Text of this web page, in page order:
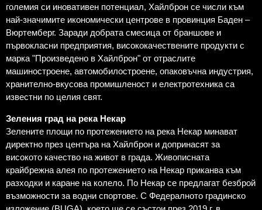
големия си иновативен потенциал, Хайлброн се числи към
най-значимите икономически центрове в провинция Баден –
Вюртемберг. Заради добрата смесица от браншове и
първокласни предприятия, висококачествените продукти с
марка "Произведено в Хайлброн" от отраслите
машиностроене, автомобилостроене, опаковъчна индустрия,
хранително-вкусова промишленост и електротехника са
известни по целия свят.
Зеления град на река Некар
Зелените площи по протежението на река Некар минават
директно през центъра на Хайлброн и допринасят за
високото качество на живот в града. Живописната
крайбрежна алея по протежението на Некар приканва към
разходки и каране на колело. По Некар се предлагат безброй
възможности за водни спортове. С Федералното градинско